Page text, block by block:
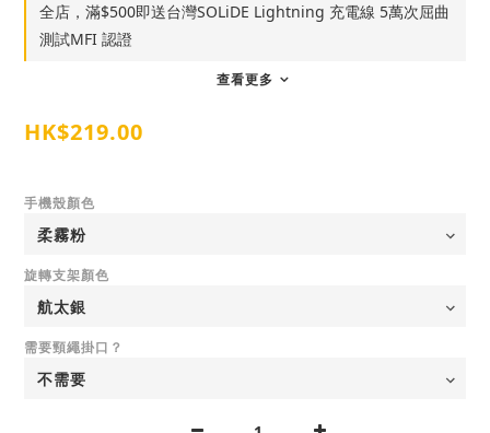
全店，滿$500即送台灣SOLiDE Lightning 充電線 5萬次屈曲
測試MFI 認證
查看更多
HK$219.00
手機殼顏色
旋轉支架顏色
需要頸繩掛口？